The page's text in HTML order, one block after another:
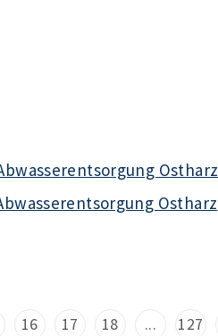
Ostharz
Ostharz
16 17 18 ... 127